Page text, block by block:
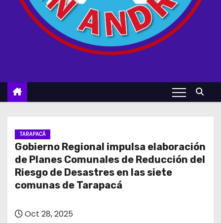
TARAPACÁ
Gobierno Regional impulsa elaboración
de Planes Comunales de Reducción del
Riesgo de Desastres en las siete
comunas de Tarapacá
Oct 28, 2025